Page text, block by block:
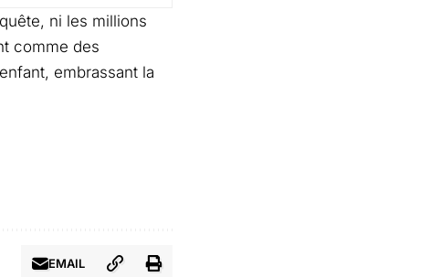
ni les millions
comme des
embrassant la
EMAIL